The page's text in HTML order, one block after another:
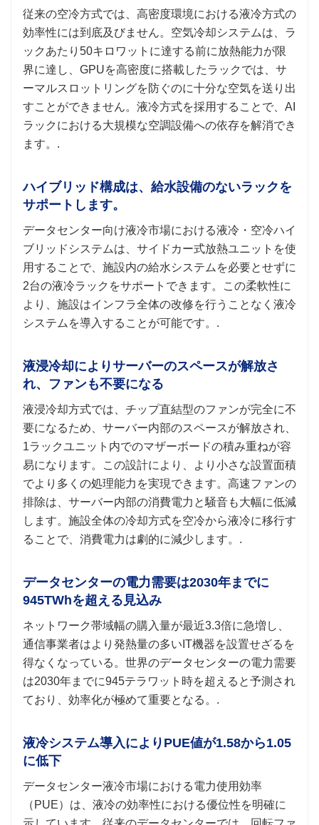
従来の空冷方式では、高密度環境における液冷方式の
効率性には到底及びません。空気冷却システムは、ラ
ックあたり50キロワットに達する前に放熱能力が限
界に達し、GPUを高密度に搭載したラックでは、サ
ーマルスロットリングを防ぐのに十分な空気を送り出
すことができません。液冷方式を採用することで、AI
ラックにおける大規模な空調設備への依存を解消でき
ます。.
ハイブリッド構成は、給水設備のないラックを
サポートします。
データセンター向け液冷市場における液冷・空冷ハイ
ブリッドシステムは、サイドカー式放熱ユニットを使
用することで、施設内の給水システムを必要とせずに
2台の液冷ラックをサポートできます。この柔軟性に
より、施設はインフラ全体の改修を行うことなく液冷
システムを導入することが可能です。.
液浸冷却によりサーバーのスペースが解放さ
れ、ファンも不要になる
液浸冷却方式では、チップ直結型のファンが完全に不
要になるため、サーバー内部のスペースが解放され、
1ラックユニット内でのマザーボードの積み重ねが容
易になります。この設計により、より小さな設置面積
でより多くの処理能力を実現できます。高速ファンの
排除は、サーバー内部の消費電力と騒音も大幅に低減
します。施設全体の冷却方式を空冷から液冷に移行す
ることで、消費電力は劇的に減少します。.
データセンターの電力需要は2030年までに
945TWhを超える見込み
ネットワーク帯域幅の購入量が最近3.3倍に急増し、
通信事業者はより発熱量の多いIT機器を設置せざるを
得なくなっている。世界のデータセンターの電力需要
は2030年までに945テラワット時を超えると予測され
ており、効率化が極めて重要となる。.
液冷システム導入によりPUE値が1.58から1.05
に低下
データセンター液冷市場における電力使用効率
（PUE）は、液冷の効率性における優位性を明確に